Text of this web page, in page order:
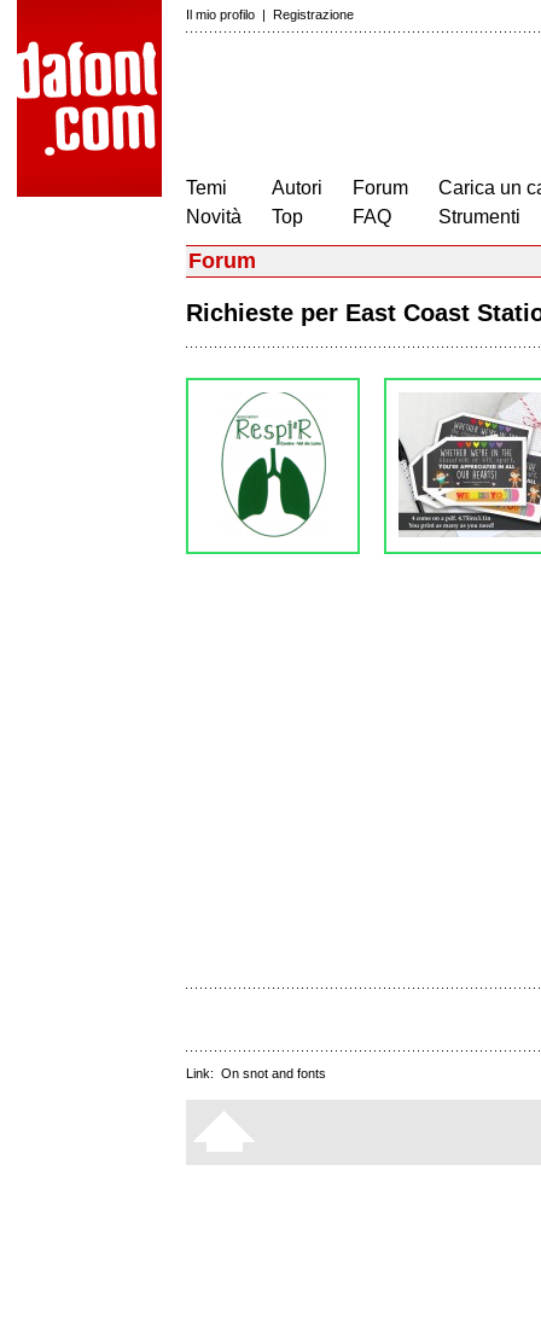
Il mio profilo | Registrazione
Temi
Novità
Autori
Top
Forum
FAQ
Carica un
Strumenti
Forum
Richieste per East Coast
Link: On snot and fonts